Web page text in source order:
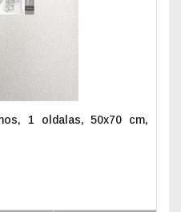
1 oldalas, 50x70 cm,